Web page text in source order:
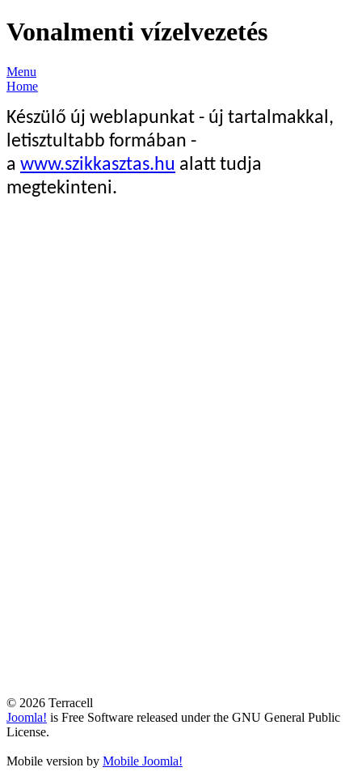
Vonalmenti vízelvezetés
Menu
Home
Készülő új weblapunkat - új tartalmakkal,
letisztultabb formában -
a www.szikkasztas.hu alatt tudja
megtekinteni.
© 2026 Terracell
Joomla! is Free Software released under the GNU General Public
License.
Mobile version by Mobile Joomla!